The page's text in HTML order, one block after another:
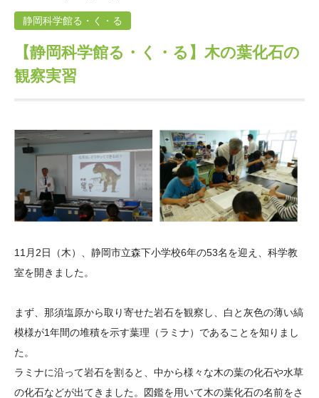
設立趣意書
沿革 40年史デジタルブック
役員・評議員 公開情報
年報一覧 中谷財団レポート
中谷財団事業紹介
神戸賞 長期大型研究助成
大学院生奨学金
国際学生交流プログラ
ム
科学教育振興助成・
次世代理系人材育成プ
ログラム助成
中谷財団動画紹介
その他情報
アクセス よくあるご質問
サイトマップ 中谷財団アーカイブ
日本語 English マイページ
静岡科学館る・く・る
【静岡科学館る・く・る】木の葉化石の
観察実習
11月2日（木）、静岡市立森下小学校6年の53名を迎え、科学教
室を開きました。
まず、那須塩原から取り寄せた岩石を観察し、白と灰色の薄い縞
模様が1年間の堆積を示す葉理（ラミナ）であることを知りまし
た。
ラミナに沿って岩石を割ると、中から様々な木の葉の化石や水草
の化石などが出てきました。図鑑を用いて木の葉化石の名前をさ